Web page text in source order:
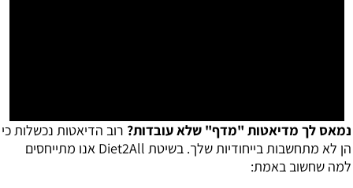
נמאס לך מדיאטות "מדף" שלא עובדות? רוב הדיאטות נכשלות כי
הן לא מתחשבות בייחודיות שלך. בשיטת Diet2All אנו מתייחסים
למה שחשוב באמת: